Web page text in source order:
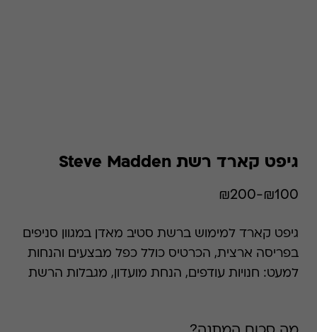
גיפט קארד רשת Steve Madden
₪100-₪200
גיפט קארד למימוש ברשת סטיב מאדן במגוון סניפים
בפריסה ארצית, הכרטיס כולל כפל מבצעים והנחות
למעט: חנויות עודפים, הנחת מועדון, מגבלות הרשת